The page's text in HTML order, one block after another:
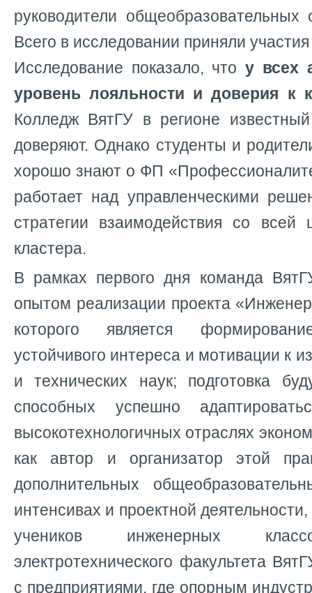
руководители общеобразовательных
Всего в исследовании приняли
Исследование показало, чтоу всех
уровень лояльности и доверия к
Колледж ВятГУ в регионе
доверяют. Однако студенты и
хорошо знают о ФП
работает над управленческими
стратегии взаимодействия со всей
кластера.
В рамках первого дня команда
опытом реализации проекта
которого является
устойчивого интереса и мотивации к
и технических наук; подготовка
способных успешно
высокотехнологичных отраслях
как автор и организатор этой
дополнительных
интенсивах и проектной
учеников инженерных
электротехнического факультета
с предприятиями, где опорным